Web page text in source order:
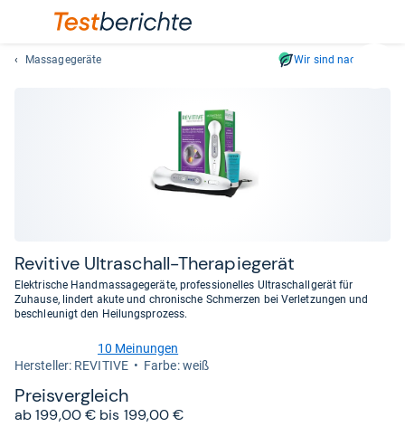
lassen
Massagegeräte Wir sind nachhaltig
Revi­tive Ultra­schall-​The­ra­pie­ge­rät
Elektrische Handmassagegeräte, professionelles Ultraschallgerät für
Zuhause, lindert akute und chronische Schmerzen bei Verletzungen und
beschleunigt den Heilungsprozess.
von
5
Sternen
10 Meinungen
Her­stel­ler: REVITIVE
Farbe: weiß
Preis­ver­gleich
ab 199,00 € bis 199,00 €